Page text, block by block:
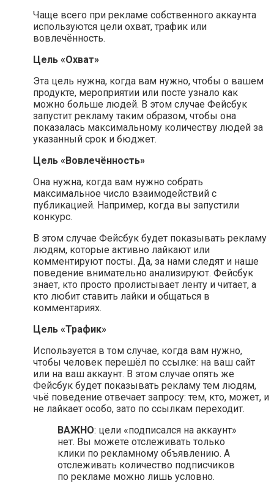
Чаще всего при рекламе собственного аккаунта
используются цели охват, трафик или
вовлечённость.
Цель «Охват»
Эта цель нужна, когда вам нужно, чтобы о вашем
продукте, мероприятии или посте узнало как
можно больше людей. В этом случае Фейсбук
запустит рекламу таким образом, чтобы она
показалась максимальному количеству людей за
указанный срок и бюджет.
Цель «Вовлечённость»
Она нужна, когда вам нужно собрать
максимальное число взаимодействий с
публикацией. Например, когда вы запустили
конкурс.
В этом случае Фейсбук будет показывать рекламу
людям, которые активно лайкают или
комментируют посты. Да, за нами следят и наше
поведение внимательно анализируют. Фейсбук
знает, кто просто пролистывает ленту и читает, а
кто любит ставить лайки и общаться в
комментариях.
Цель «Трафик»
Используется в том случае, когда вам нужно,
чтобы человек перешёл по ссылке: на ваш сайт
или на ваш аккаунт. В этом случае опять же
Фейсбук будет показывать рекламу тем людям,
чьё поведение отвечает запросу: тем, кто, может, и
не лайкает особо, зато по ссылкам переходит.
ВАЖНО: цели «подписался на аккаунт»
нет. Вы можете отслеживать только
клики по рекламному объявлению. А
отслеживать количество подписчиков
по рекламе можно лишь условно.